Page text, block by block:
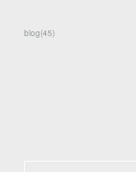
blog(45)